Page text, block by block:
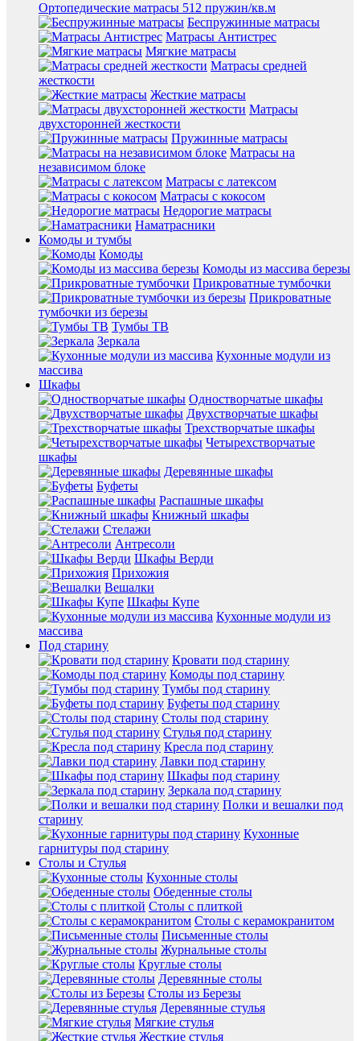
Ортопедические матрасы 512 пружин/кв.м
Беспружинные матрасы
Матрасы Антистрес
Мягкие матрасы
Матрасы средней
жесткости
Жесткие матрасы
Матрасы
двухсторонней жесткости
Пружинные матрасы
Матрасы на
независимом блоке
Матрасы с латексом
Матрасы с кокосом
Недорогие матрасы
Наматрасники
Комоды и тумбы
Комоды
Комоды из массива березы
Прикроватные тумбочки
Прикроватные
тумбочки из березы
Тумбы ТВ
Зеркала
Кухонные модули из
массива
Шкафы
Одностворчатые шкафы
Двухстворчатые шкафы
Трехстворчатые шкафы
Четырехстворчатые
шкафы
Деревянные шкафы
Буфеты
Распашные шкафы
Книжный шкафы
Стелажи
Антресоли
Шкафы Верди
Прихожия
Вешалки
Шкафы Купе
Кухонные модули из
массива
Под старину
Кровати под старину
Комоды под старину
Тумбы под старину
Буфеты под старину
Столы под старину
Стулья под старину
Кресла под старину
Лавки под старину
Шкафы под старину
Зеркала под старину
Полки и вешалки под
старину
Кухонные
гарнитуры под старину
Столы и Стулья
Кухонные столы
Обеденные столы
Столы с плиткой
Столы с керамокранитом
Письменные столы
Журнальные столы
Круглые столы
Деревянные столы
Столы из Березы
Деревянные стулья
Мягкие стулья
Жесткие стулья